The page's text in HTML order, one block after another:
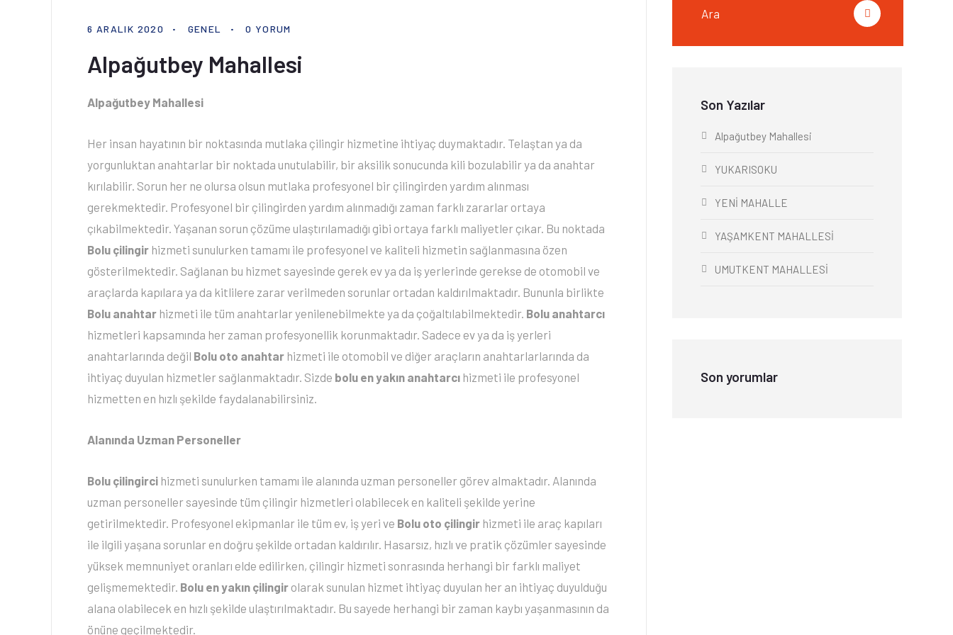
6 ARALIK 2020 GENEL 0 YORUM
Alpağutbey Mahallesi
Alpağutbey Mahallesi
Her insan hayatının bir noktasında mutlaka çilingir hizmetine ihtiyaç duymaktadır. Telaştan ya da
yorgunluktan anahtarlar bir noktada unutulabilir, bir aksilik sonucunda kili bozulabilir ya da anahtar
kırılabilir. Sorun her ne olursa olsun mutlaka profesyonel bir çilingirden yardım alınması
gerekmektedir. Profesyonel bir çilingirden yardım alınmadığı zaman farklı zararlar ortaya
çıkabilmektedir. Yaşanan sorun çözüme ulaştırılamadığı gibi ortaya farklı maliyetler çıkar. Bu noktada
Bolu çilingir hizmeti sunulurken tamamı ile profesyonel ve kaliteli hizmetin sağlanmasına özen
gösterilmektedir. Sağlanan bu hizmet sayesinde gerek ev ya da iş yerlerinde gerekse de otomobil ve
araçlarda kapılara ya da kitlilere zarar verilmeden sorunlar ortadan kaldırılmaktadır. Bununla birlikte
Bolu anahtar hizmeti ile tüm anahtarlar yenilenebilmekte ya da çoğaltılabilmektedir. Bolu anahtarcı
hizmetleri kapsamında her zaman profesyonellik korunmaktadır. Sadece ev ya da iş yerleri
anahtarlarında değil Bolu oto anahtar hizmeti ile otomobil ve diğer araçların anahtarlarlarında da
ihtiyaç duyulan hizmetler sağlanmaktadır. Sizde bolu en yakın anahtarcı hizmeti ile profesyonel
hizmetten en hızlı şekilde faydalanabilirsiniz.
Alanında Uzman Personeller
Bolu çilingirci hizmeti sunulurken tamamı ile alanında uzman personeller görev almaktadır. Alanında
uzman personeller sayesinde tüm çilingir hizmetleri olabilecek en kaliteli şekilde yerine
getirilmektedir. Profesyonel ekipmanlar ile tüm ev, iş yeri ve Bolu oto çilingir hizmeti ile araç kapıları
ile ilgili yaşana sorunlar en doğru şekilde ortadan kaldırılır. Hasarsız, hızlı ve pratik çözümler sayesinde
yüksek memnuniyet oranları elde edilirken, çilingir hizmeti sonrasında herhangi bir farklı maliyet
gelişmemektedir. Bolu en yakın çilingir olarak sunulan hizmet ihtiyaç duyulan her an ihtiyaç duyulduğu
alana olabilecek en hızlı şekilde ulaştırılmaktadır. Bu sayede herhangi bir zaman kaybı yaşanmasının da
önüne geçilmektedir.
Son Yazılar
Alpağutbey Mahallesi
YUKARISOKU
YENİ MAHALLE
YAŞAMKENT MAHALLESİ
UMUTKENT MAHALLESİ
Son yorumlar